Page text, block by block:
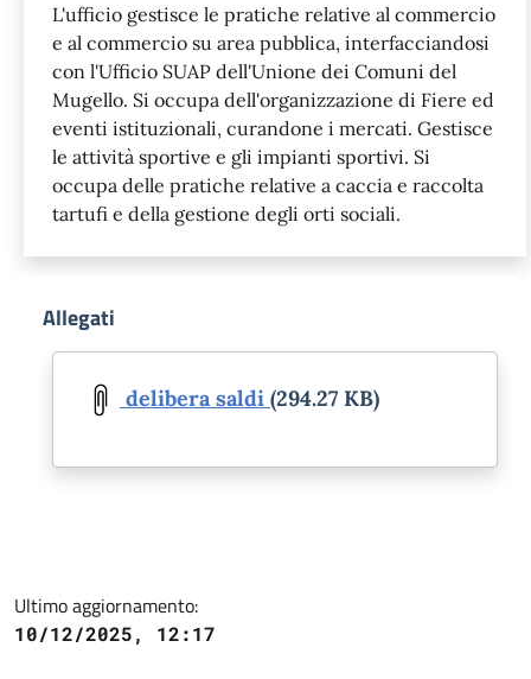
L'ufficio gestisce le pratiche relative al commercio
e al commercio su area pubblica, interfacciandosi
con l'Ufficio SUAP dell'Unione dei Comuni del
Mugello. Si occupa dell'organizzazione di Fiere ed
eventi istituzionali, curandone i mercati. Gestisce
le attività sportive e gli impianti sportivi. Si
occupa delle pratiche relative a caccia e raccolta
tartufi e della gestione degli orti sociali.
Allegati
delibera saldi (294.27 KB)
Ultimo aggiornamento:
10/12/2025, 12:17